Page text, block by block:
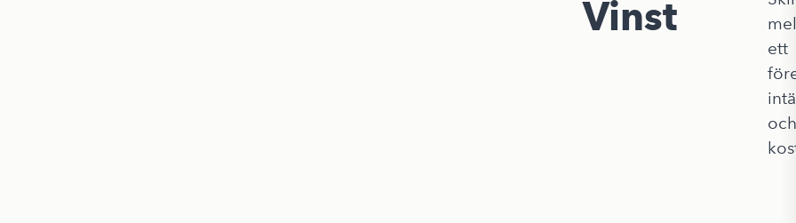
Vinst
ett
och